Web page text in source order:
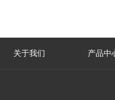
关于我们 产品中